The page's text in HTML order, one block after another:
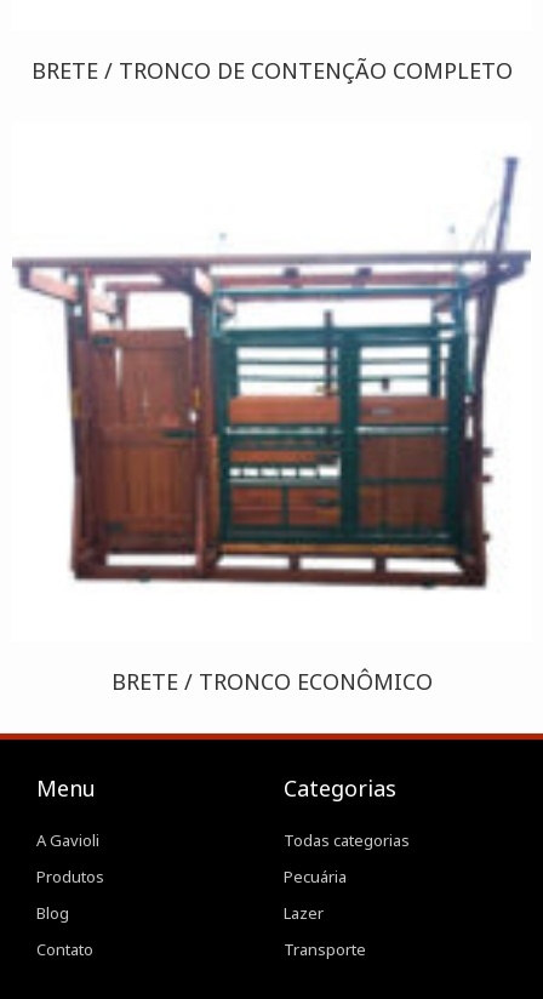
BRETE / TRONCO DE CONTENÇÃO COMPLETO
BRETE / TRONCO ECONÔMICO
Menu
A Gavioli
Produtos
Blog
Contato
Categorias
Todas categorias
Pecuária
Lazer
Transporte